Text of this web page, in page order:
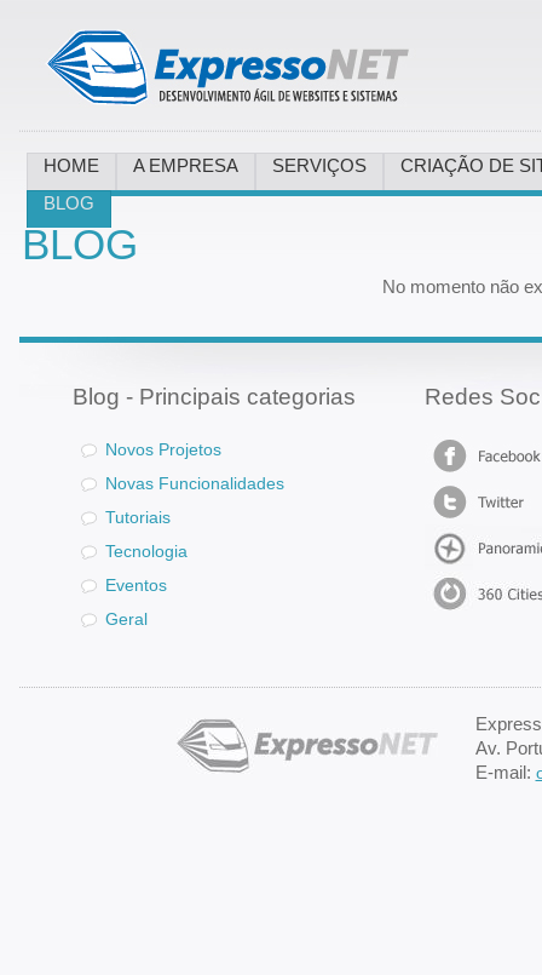
HOME A EMPRESA SERVIÇOS
CRIAÇÃO DE
BLOG
BLOG
No momento não
Blog - Principais categorias
Novos Projetos
Novas Funcionalidades
Tutoriais
Tecnologia
Eventos
Geral
Redes
Av.
E-mail: